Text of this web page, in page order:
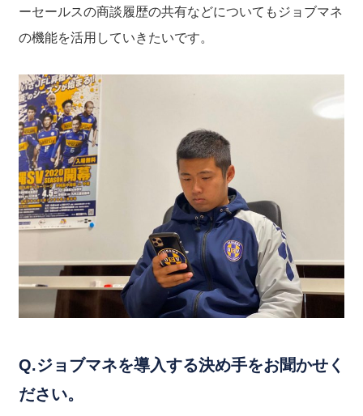
ーセールスの商談履歴の共有などについてもジョブマネ
の機能を活用していきたいです。
Q.ジョブマネを導入する決め手をお聞かせく
ださい。